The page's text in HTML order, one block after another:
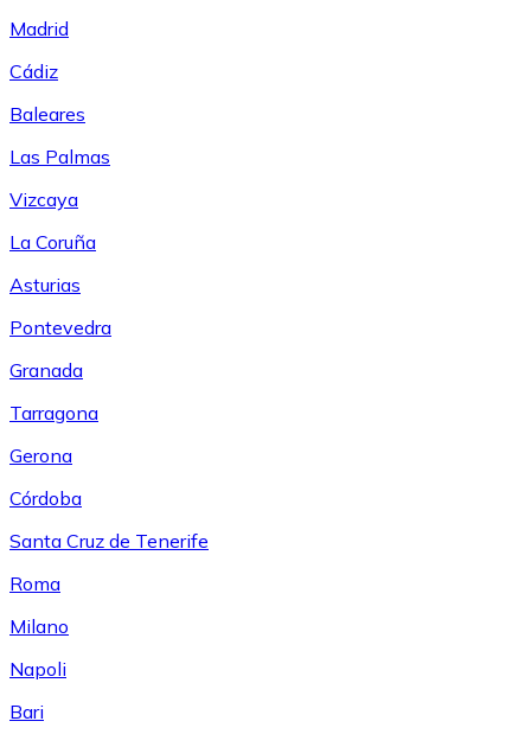
Madrid
Cádiz
Baleares
Las Palmas
Vizcaya
La Coruña
Asturias
Pontevedra
Granada
Tarragona
Gerona
Córdoba
Santa Cruz de Tenerife
Roma
Milano
Napoli
Bari